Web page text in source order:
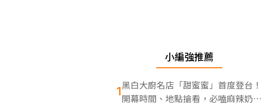
小編強推薦
1黑白大廚名店「甜蜜蜜」首度登台！
開幕時間、地點搶看，必嗑麻辣奶油